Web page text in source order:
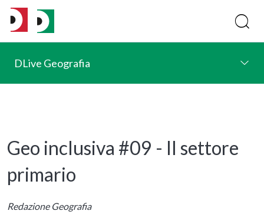
DLive Geografia
Geo inclusiva #09 - Il settore
primario
Redazione Geografia